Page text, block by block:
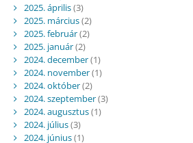
2025. április(3)
2025. március(2)
2025. február(2)
2025. január(2)
2024. december(1)
2024. november(1)
2024. október(2)
2024. szeptember(3)
2024. augusztus(1)
2024. július(3)
2024. június(1)